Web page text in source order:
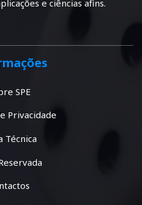
e ciências afins.
SPE
Privacidade
Técnica